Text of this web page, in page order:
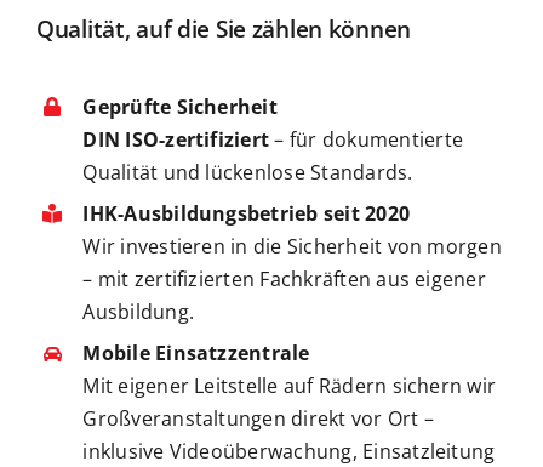
Qualität, auf die Sie zählen können
Geprüfte Sicherheit
DIN ISO-zertifiziert– für dokumentierte
Qualität und lückenlose Standards.
IHK-Ausbildungsbetrieb seit 2020
Wir investieren in die Sicherheit von morgen
– mit zertifizierten Fachkräften aus eigener
Ausbildung.
Mobile Einsatzzentrale
Mit eigener Leitstelle auf Rädern sichern wir
Großveranstaltungen direkt vor Ort –
inklusive Videoüberwachung, Einsatzleitung